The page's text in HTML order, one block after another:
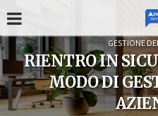
GESTIONE
RIENTRO IN
MODO DI